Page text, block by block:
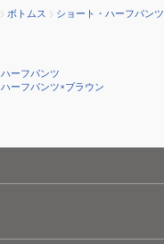
ボトムス ショート・ハーフパンツ
ーフパンツ
ーフパンツ×ブラウン